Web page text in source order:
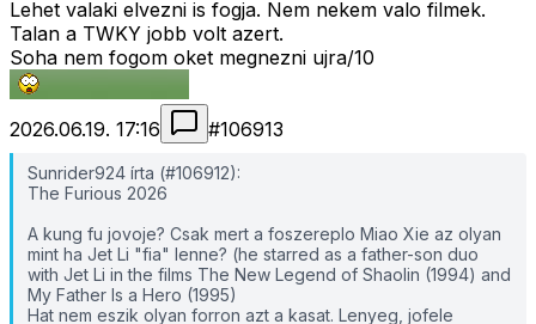
Lehet valaki elvezni is fogja. Nem nekem valo filmek.
Talan a TWKY jobb volt azert.
Soha nem fogom oket megnezni ujra/10
2026.06.19. 17:16 #106913
Sunrider924 írta (#106912):
The Furious 2026
A kung fu jovoje? Csak mert a foszereplo Miao Xie az olyan
mint ha Jet Li "fia" lenne? (he starred as a father-son duo
with Jet Li in the films The New Legend of Shaolin (1994) and
My Father Is a Hero (1995)
Hat nem eszik olyan forron azt a kasat. Lenyeg, jofele